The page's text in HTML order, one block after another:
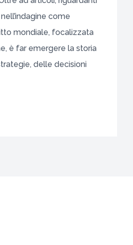
come
mondiale, focalizzata
è far emergere la storia
delle decisioni